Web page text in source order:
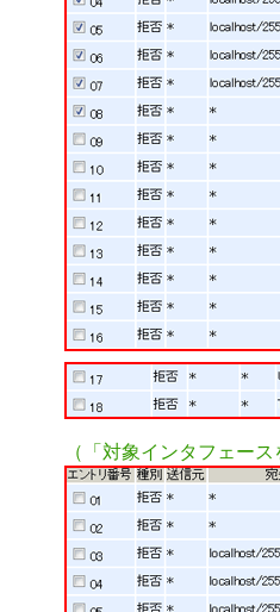
（「対象インタフェー